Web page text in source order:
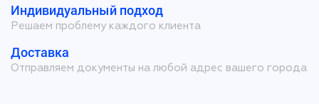
Индивидуальный подход
Решаем проблему каждого клиента
Доставка
Отправляем документы на любой адрес вашего города